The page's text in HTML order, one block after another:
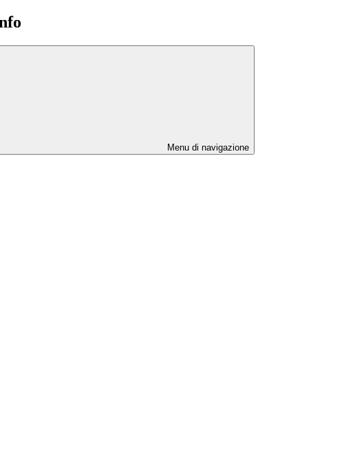
Menu di navigazione